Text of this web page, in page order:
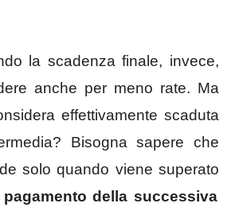
la scadenza finale, invece,
anche per meno rate. Ma
effettivamente scaduta
Bisogna sapere che
solo quando viene superato
della successiva